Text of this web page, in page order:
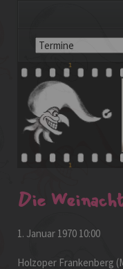
Navigation
Die
1. Januar 1970 10:00
Holzoper Frankenberg